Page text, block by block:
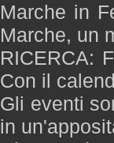
Marche in
Marche, un
RICERCA:
Con il
Gli eventi
in